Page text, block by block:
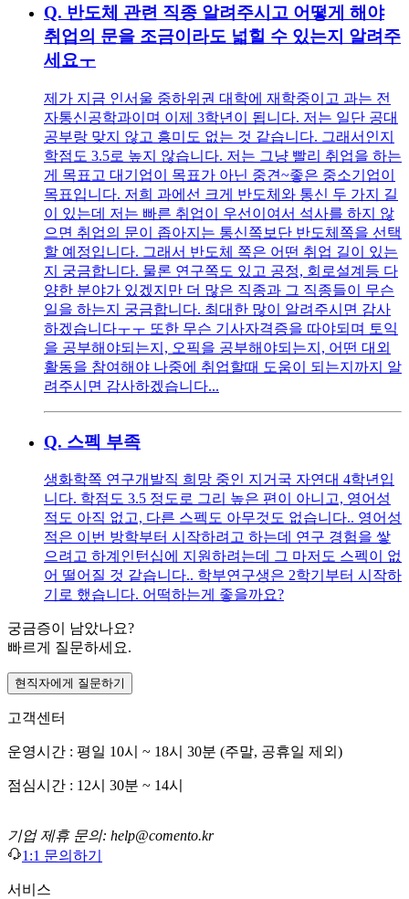
Q. 반도체 관련 직종 알려주시고 어떻게 해야
취업의 문을 조금이라도 넓힐 수 있는지 알려주
세요ㅜ
제가 지금 인서울 중하위권 대학에 재학중이고 과는 전
자통신공학과이며 이제 3학년이 됩니다. 저는 일단 공대
공부랑 맞지 않고 흥미도 없는 것 같습니다. 그래서인지
학점도 3.5로 높지 않습니다. 저는 그냥 빨리 취업을 하는
게 목표고 대기업이 목표가 아닌 중견~좋은 중소기업이
목표입니다. 저희 과에선 크게 반도체와 통신 두 가지 길
이 있는데 저는 빠른 취업이 우선이여서 석사를 하지 않
으면 취업의 문이 좁아지는 통신쪽보단 반도체쪽을 선택
할 예정입니다. 그래서 반도체 쪽은 어떤 취업 길이 있는
지 궁금합니다. 물론 연구쪽도 있고 공정, 회로설계등 다
양한 분야가 있겠지만 더 많은 직종과 그 직종들이 무슨
일을 하는지 궁금합니다. 최대한 많이 알려주시면 감사
하겠습니다ㅜㅜ 또한 무슨 기사자격증을 따야되며 토익
을 공부해야되는지, 오픽을 공부해야되는지, 어떤 대외
활동을 참여해야 나중에 취업할때 도움이 되는지까지 알
려주시면 감사하겠습니다...
Q. 스펙 부족
생화학쪽 연구개발직 희망 중인 지거국 자연대 4학년입
니다. 학점도 3.5 정도로 그리 높은 편이 아니고, 영어성
적도 아직 없고, 다른 스펙도 아무것도 없습니다.. 영어성
적은 이번 방학부터 시작하려고 하는데 연구 경험을 쌓
으려고 하계인턴십에 지원하려는데 그 마저도 스펙이 없
어 떨어질 것 같습니다.. 학부연구생은 2학기부터 시작하
기로 했습니다. 어떡하는게 좋을까요?
궁금증이 남았나요?
빠르게 질문하세요.
현직자에게 질문하기
고객센터
운영시간 : 평일 10시 ~ 18시 30분 (주말, 공휴일 제외)
점심시간 : 12시 30분 ~ 14시
기업 제휴 문의: help@comento.kr
1:1 문의하기
서비스